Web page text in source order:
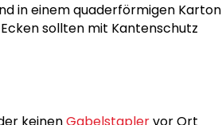
in einem quaderförmigen Karton
sollten mit Kantenschutz